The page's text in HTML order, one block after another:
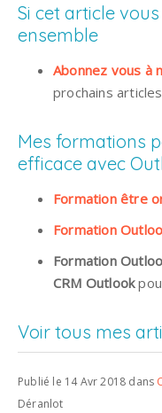
Si cet article
ensemble
Abonnez vous à
prochains articles
Mes formations
efficace avec
Formation être
Formation
Formation
CRM Outlook
Voir tous mes
Publié le 14 Avr 2018 dans
Déranlot